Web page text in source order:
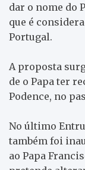
dar o nome do
que é
Portugal.
A proposta
de o Papa ter
Podence, no
No último
também foi
ao Papa